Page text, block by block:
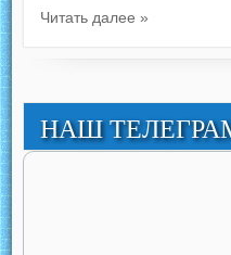
Читать далее »
НАШ